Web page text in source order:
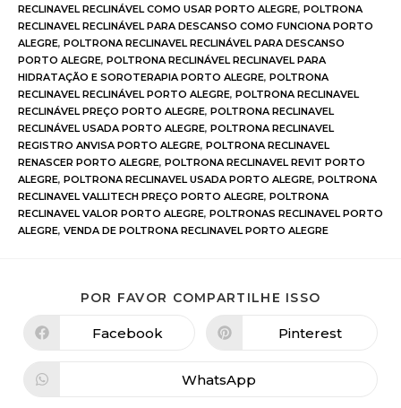
RECLINAVEL RECLINÁVEL COMO USAR PORTO ALEGRE, POLTRONA
RECLINAVEL RECLINÁVEL PARA DESCANSO COMO FUNCIONA PORTO
ALEGRE, POLTRONA RECLINAVEL RECLINÁVEL PARA DESCANSO
PORTO ALEGRE, POLTRONA RECLINÁVEL RECLINAVEL PARA
HIDRATAÇÃO E SOROTERAPIA PORTO ALEGRE, POLTRONA
RECLINAVEL RECLINÁVEL PORTO ALEGRE, POLTRONA RECLINAVEL
RECLINÁVEL PREÇO PORTO ALEGRE, POLTRONA RECLINAVEL
RECLINÁVEL USADA PORTO ALEGRE, POLTRONA RECLINAVEL
REGISTRO ANVISA PORTO ALEGRE, POLTRONA RECLINAVEL
RENASCER PORTO ALEGRE, POLTRONA RECLINAVEL REVIT PORTO
ALEGRE, POLTRONA RECLINAVEL USADA PORTO ALEGRE, POLTRONA
RECLINAVEL VALLITECH PREÇO PORTO ALEGRE, POLTRONA
RECLINAVEL VALOR PORTO ALEGRE, POLTRONAS RECLINAVEL PORTO
ALEGRE, VENDA DE POLTRONA RECLINAVEL PORTO ALEGRE
POR FAVOR COMPARTILHE ISSO
Facebook Pinterest
WhatsApp